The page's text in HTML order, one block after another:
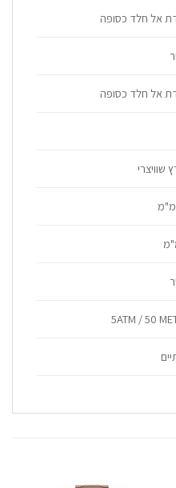
אל חלד כסופה
אל חלד כסופה
שוויצרי
5ATM / 50